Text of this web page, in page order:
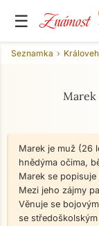
☰ Známost
Seznamka
Marek
Marek je muž (26
hnědýma očima,
Marek se
Mezi jeho zájmy
Věnuje se
se